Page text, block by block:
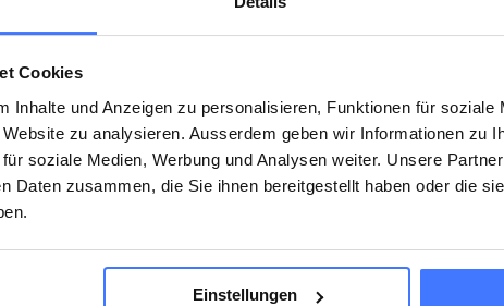
Cookies
Inhalte und Anzeigen zu personalisieren, Funktionen für soziale
zu analysieren. Ausserdem geben wir Informationen zu
soziale Medien, Werbung und Analysen weiter. Unsere
Daten zusammen, die Sie ihnen bereitgestellt haben oder die
Einstellungen